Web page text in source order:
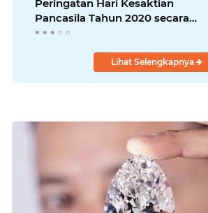
Peringatan Hari Kesaktian
Pancasila Tahun 2020 secara
virtual
Lihat Selengkapnya